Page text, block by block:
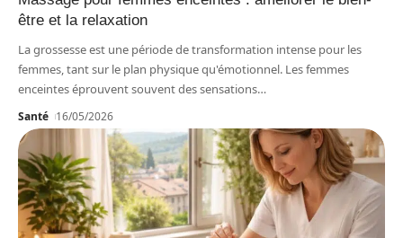
être et la relaxation
La grossesse est une période de transformation intense pour les
femmes, tant sur le plan physique qu'émotionnel. Les femmes
enceintes éprouvent souvent des sensations…
Santé 16/05/2026